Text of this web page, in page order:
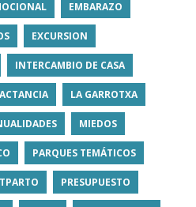
EMBARAZO
EXCURSION
INTERCAMBIO DE CASA
LA GARROTXA
MIEDOS
PARQUES TEMÁTICOS
PRESUPUESTO